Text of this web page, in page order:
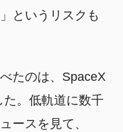
というリスクも
たのは、SpaceX
。低軌道に数千
ースを見て、